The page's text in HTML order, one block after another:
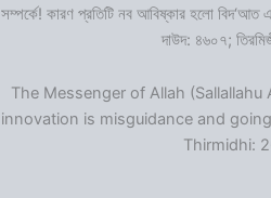
সম্পর্কে! কারণ প্রতিটি নব আবিষ্কার হলো
দাউদ: ৪৬০৭;
The Messenger of Allah (Sallallahu
innovation is misguidance and
Thirmidhi: